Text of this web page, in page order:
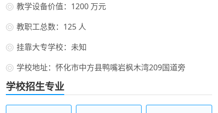
教学设备价值：1200 万元
教职工总数：125 人
挂靠大专学校：未知
学校地址：怀化市中方县鸭嘴岩枫木湾209国道旁
学校招生专业